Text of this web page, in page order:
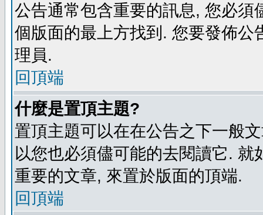
公告通常包含重要的訊息, 您必
個版面的最上方找到. 您要發佈
理員.
回頂端
什麼是置頂主題?
置頂主題可以在在公告之下一般
以您也必須儘可能的去閱讀它.
重要的文章, 來置於版面的頂端.
回頂端